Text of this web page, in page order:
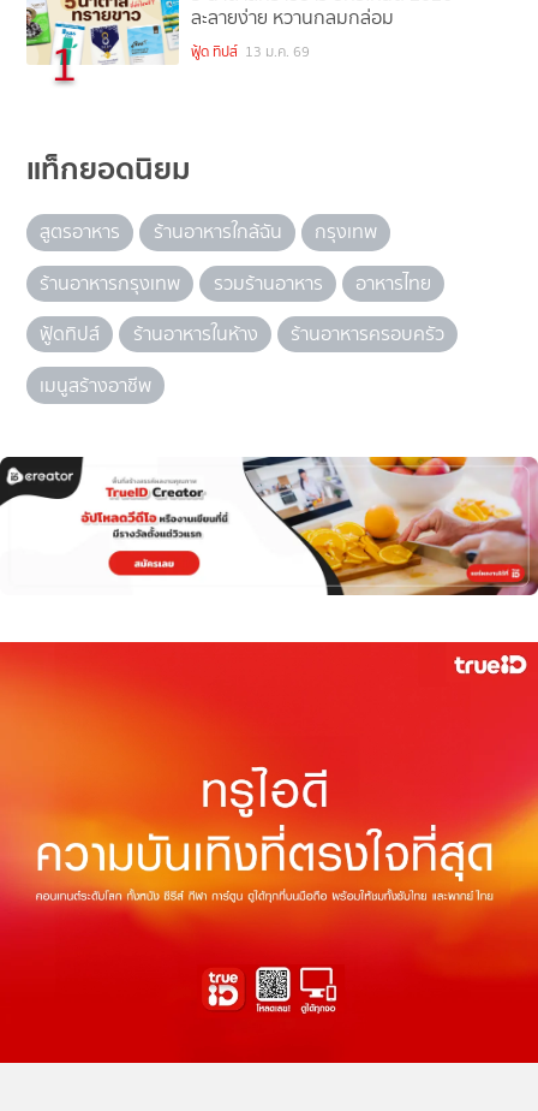
1
ละลายง่าย หวานกลมกล่อม
ฟู้ด ทิปส์ 13 ม.ค. 69
แท็กยอดนิยม
สูตรอาหาร ร้านอาหารใกล้ฉัน
กรุงเทพ
ร้านอาหารกรุงเทพ
รวมร้านอาหาร
อาหารไทย
ฟู้ดทิปส์
ร้านอาหารในห้าง
ร้านอาหารครอบครัว
เมนูสร้างอาชีพ